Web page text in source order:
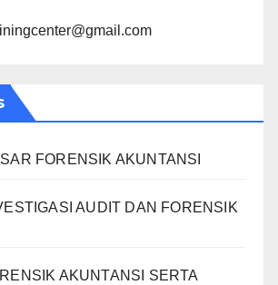
FORENSIK AKUNTANSI
AUDIT DAN FORENSIK
AKUNTANSI SERTA